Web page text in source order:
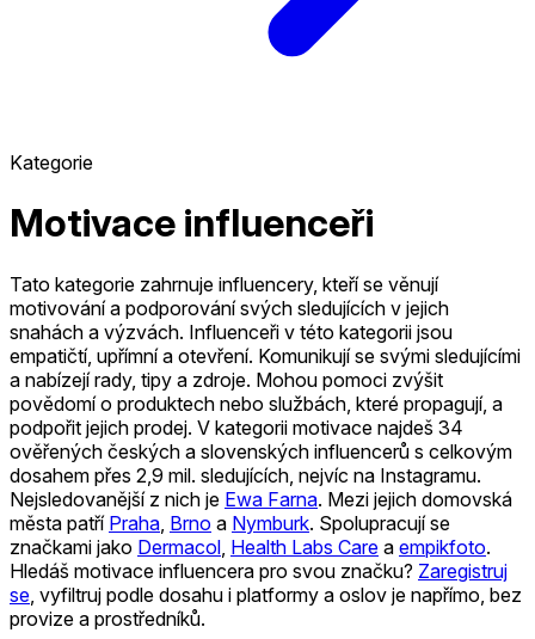
Kategorie
Motivace influenceři
Tato kategorie zahrnuje influencery, kteří se věnují
motivování a podporování svých sledujících v jejich
snahách a výzvách. Influenceři v této kategorii jsou
empatičtí, upřímní a otevření. Komunikují se svými sledujícími
a nabízejí rady, tipy a zdroje. Mohou pomoci zvýšit
povědomí o produktech nebo službách, které propagují, a
podpořit jejich prodej. V kategorii motivace najdeš 34
ověřených českých a slovenských influencerů s celkovým
dosahem přes 2,9 mil. sledujících, nejvíc na Instagramu.
Nejsledovanější z nich je Ewa Farna. Mezi jejich domovská
města patří Praha Brno a Nymburk. Spolupracují se
značkami jako Dermacol Health Labs Care a empikfoto.
Hledáš motivace influencera pro svou značku? Zaregistruj
se , vyfiltruj podle dosahu i platformy a oslov je napřímo, bez
provize a prostředníků.